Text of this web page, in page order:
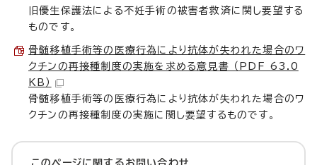
旧優生保護法による不妊手術の被害者救済に関し要望する
ものです。
骨髄移植手術等の医療行為により抗体が失われた場合のワ
クチンの再接種制度の実施を求める意見書 （PDF 63.0
KB）
骨髄移植手術等の医療行為により抗体が失われた場合のワ
クチンの再接種制度の実施に関し要望するものです。
このページに関する お問い合わせ